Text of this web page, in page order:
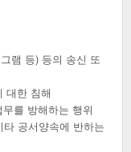
램 등) 등의 송신 또
대한 침해
를 방해하는 행위
공서양속에 반하는